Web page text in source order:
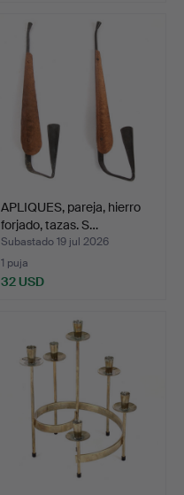
APLIQUES, pareja, hierro
forjado, tazas. S…
Subastado 19 jul 2026
1 puja
32 USD